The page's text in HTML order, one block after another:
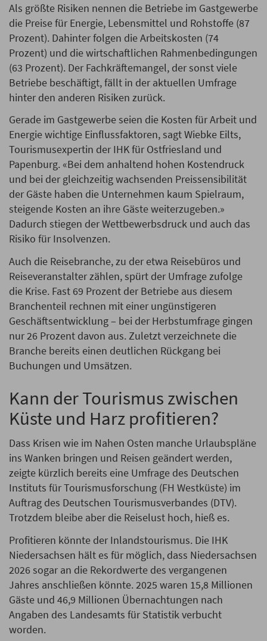
Als größte Risiken nennen die Betriebe im Gastgewerbe
die Preise für Energie, Lebensmittel und Rohstoffe (87
Prozent). Dahinter folgen die Arbeitskosten (74
Prozent) und die wirtschaftlichen Rahmenbedingungen
(63 Prozent). Der Fachkräftemangel, der sonst viele
Betriebe beschäftigt, fällt in der aktuellen Umfrage
hinter den anderen Risiken zurück.
Gerade im Gastgewerbe seien die Kosten für Arbeit und
Energie wichtige Einflussfaktoren, sagt Wiebke Eilts,
Tourismusexpertin der IHK für Ostfriesland und
Papenburg. «Bei dem anhaltend hohen Kostendruck
und bei der gleichzeitig wachsenden Preissensibilität
der Gäste haben die Unternehmen kaum Spielraum,
steigende Kosten an ihre Gäste weiterzugeben.»
Dadurch stiegen der Wettbewerbsdruck und auch das
Risiko für Insolvenzen.
Auch die Reisebranche, zu der etwa Reisebüros und
Reiseveranstalter zählen, spürt der Umfrage zufolge
die Krise. Fast 69 Prozent der Betriebe aus diesem
Branchenteil rechnen mit einer ungünstigeren
Geschäftsentwicklung – bei der Herbstumfrage gingen
nur 26 Prozent davon aus. Zuletzt verzeichnete die
Branche bereits einen deutlichen Rückgang bei
Buchungen und Umsätzen.
Kann der Tourismus zwischen
Küste und Harz profitieren?
Dass Krisen wie im Nahen Osten manche Urlaubspläne
ins Wanken bringen und Reisen geändert werden,
zeigte kürzlich bereits eine Umfrage des Deutschen
Instituts für Tourismusforschung (FH Westküste) im
Auftrag des Deutschen Tourismusverbandes (DTV).
Trotzdem bleibe aber die Reiselust hoch, hieß es.
Profitieren könnte der Inlandstourismus. Die IHK
Niedersachsen hält es für möglich, dass Niedersachsen
2026 sogar an die Rekordwerte des vergangenen
Jahres anschließen könnte. 2025 waren 15,8 Millionen
Gäste und 46,9 Millionen Übernachtungen nach
Angaben des Landesamts für Statistik verbucht
worden.